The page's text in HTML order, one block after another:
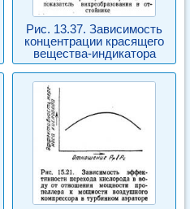
Рис. 13.37. Зависимость
концентрации красящего
вещества-индикатора